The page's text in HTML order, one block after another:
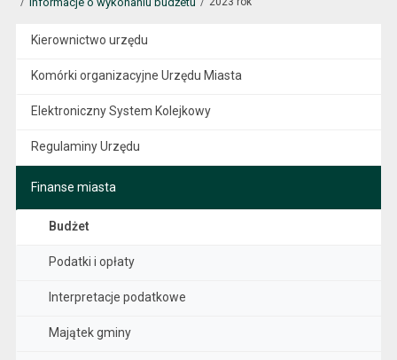
Kierownictwo urzędu
Komórki organizacyjne Urzędu Miasta
Elektroniczny System Kolejkowy
Regulaminy Urzędu
Finanse miasta
Budżet
Podatki i opłaty
Interpretacje podatkowe
Majątek gminy